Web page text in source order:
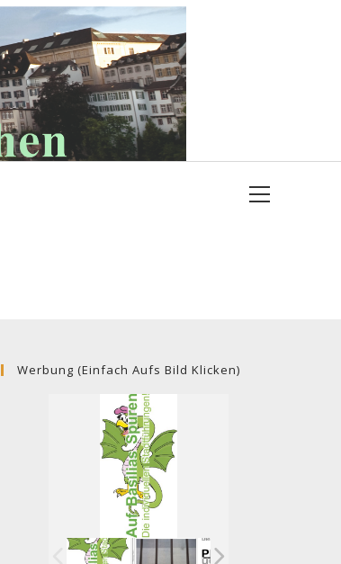
Hauptmenü
Werbung (einfach Aufs Bild Klicken)